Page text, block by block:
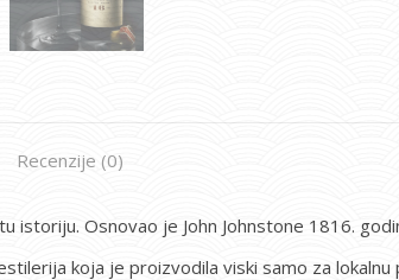
Recenzije (0)
istoriju. Osnovao je John Johnstone 1816.
koja je proizvodila viski samo za